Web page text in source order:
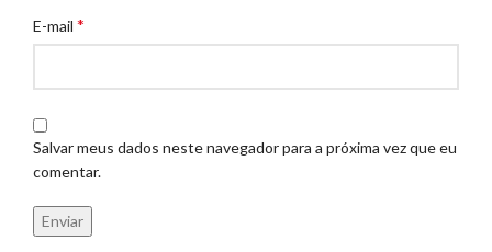
E-mail *
Salvar meus dados neste navegador para a próxima vez que eu
comentar.